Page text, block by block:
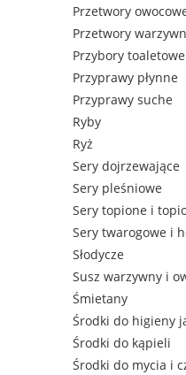
Przetwory
Przetwory
Przybory toaletowe
Przyprawy płynne
Przyprawy suche
Ryby
Ryż
Sery dojrzewające
Sery pleśniowe
Sery topione i
Sery twarogowe i
Słodycze
Susz warzywny i
Śmietany
Środki do higieny
Środki do kąpieli
Środki do mycia i